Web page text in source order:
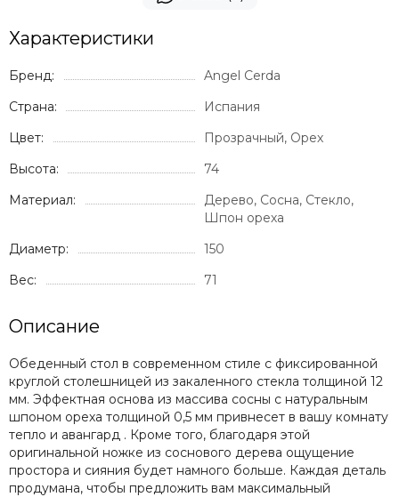
Характеристики
Бренд:
Angel Cerda
Страна:
Испания
Цвет:
Прозрачный, Орех
Высота:
74
Материал:
Дерево, Сосна, Стекло,
Шпон ореха
Диаметр:
150
Вес:
71
Описание
Обеденный стол в современном стиле с фиксированной
круглой столешницей из закаленного стекла толщиной 12
мм. Эффектная основа из массива сосны с натуральным
шпоном ореха толщиной 0,5 мм привнесет в вашу комнату
тепло и авангард . Кроме того, благодаря этой
оригинальной ножке из соснового дерева ощущение
простора и сияния будет намного больше. Каждая деталь
продумана, чтобы предложить вам максимальный